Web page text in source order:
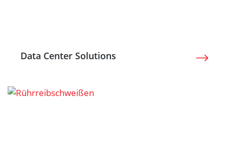
Data Center Solutions